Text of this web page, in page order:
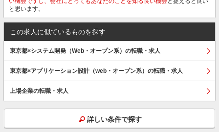
と思います。
この求人に似ているものを探す
東京都×システム開発（Web・オープン系）の転職・求人
東京都×アプリケーション設計（web・オープン系）の転職・求人
上場企業の転職・求人
詳しい条件で探す